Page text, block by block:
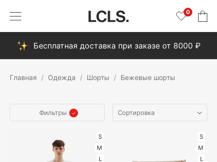
0
Бесплатная доставка при заказе от 8000 ₽
Главная Одежда Шорты Бежевые шорты
Фильтры
S
M
L
S
M
L